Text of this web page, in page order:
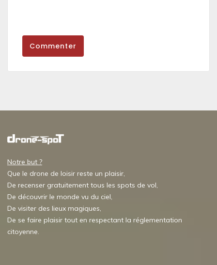
Commenter
Notre but ?
Que le drone de loisir reste un plaisir,
De recenser gratuitement tous les spots de vol,
De découvrir le monde vu du ciel,
De visiter des lieux magiques,
De se faire plaisir tout en respectant la réglementation
citoyenne.